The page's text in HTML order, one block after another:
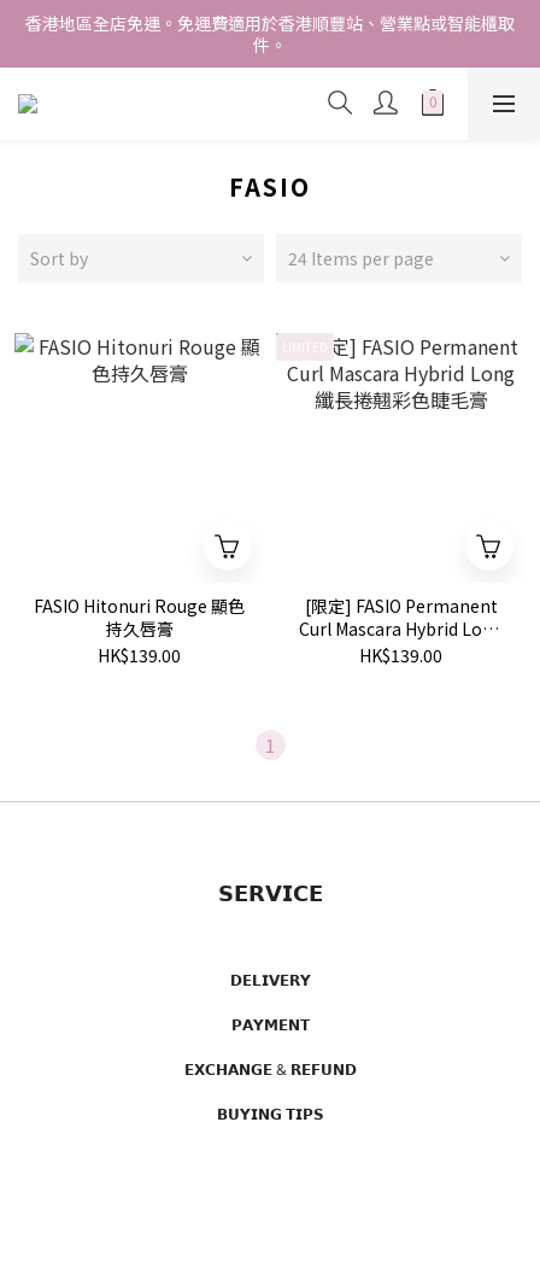
香港地區全店免運。免運費適用於香港順豐站、營業點或智能櫃取
件。
香港地區全店免運。免運費適用於香港順豐站、營業點或智能櫃取
件。
Free delivery within Hong Kong SAR. Applicable to Hong
Kong S.F store,business station or SF locker pick up.
STARTING FROM HKD280/3KG.
FASIO
Sort by 24 Items per page
FASIO Hitonuri Rouge 顯色
持久唇膏
HK$139.00
[限定] FASIO Permanent
Curl Mascara Hybrid Long
纖長捲翹彩色睫毛膏
HK$139.00
1
𝗦𝗘𝗥𝗩𝗜𝗖𝗘
𝗗𝗘𝗟𝗜𝗩𝗘𝗥𝗬
𝗣𝗔𝗬𝗠𝗘𝗡𝗧
𝗘𝗫𝗖𝗛𝗔𝗡𝗚𝗘 & 𝗥𝗘𝗙𝗨𝗡𝗗
𝗕𝗨𝗬𝗜𝗡𝗚 𝗧𝗜𝗣𝗦